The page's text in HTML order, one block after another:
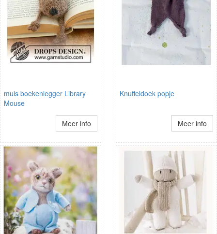
muis boekenlegger Library
Mouse
Meer info
Knuffeldoek popje
Meer info